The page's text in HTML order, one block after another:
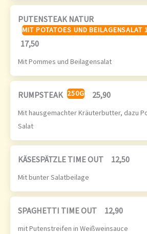
PUTENSTEAK NATUR
MIT POTATOES UND BEILAGENSALAT
17,50
Mit Pommes und Beilagensalat
RUMPSTEAK 250G 25,90
Mit hausgemachter Kräuterbutter, dazu
Salat
KÄSESPÄTZLE TIME OUT 12,50
Mit bunter Salatbeilage
SPAGHETTI TIME OUT 12,90
mit Putenstreifen in Weißweinsauce